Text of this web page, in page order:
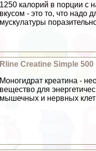
1250 калорий в порции с
вкусом - это то, что надо
мускулатуры
Rline Creatine Simple 500
Моногидрат креатина -
вещество для
мышечных и нервных